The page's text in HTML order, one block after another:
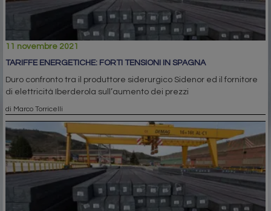
11 novembre 2021
TARIFFE ENERGETICHE: FORTI TENSIONI IN SPAGNA
Duro confronto tra il produttore siderurgico Sidenor ed il fornitore
di elettricità Iberderola sull’aumento dei prezzi
di Marco Torricelli